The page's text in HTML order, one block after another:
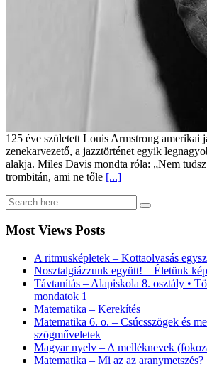
125 éve született Louis Armstrong amerikai
zenekarvezető, a jazztörténet egyik
alakja. Miles Davis mondta róla: „Nem
trombitán, ami ne tőle [...]
Most Views Posts
A ritmusképletek – Kottaolvasás
Nosztalgiázzunk együtt! – Életünk
Távtanítás – Alapiskola 8. osztály •
mondatok 1
Matematika – Kerekítés
Matematika 6. o. – Csúcsszögek és
szögműveletek
Magyar nyelv – A melléknevek
Matematika – Mi az az aranymetszés?